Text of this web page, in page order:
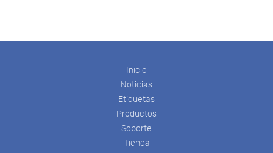
Inicio
Noticias
Etiquetas
Productos
Soporte
Tienda